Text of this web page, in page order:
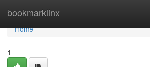
bookmarklinx
Home
Home
1